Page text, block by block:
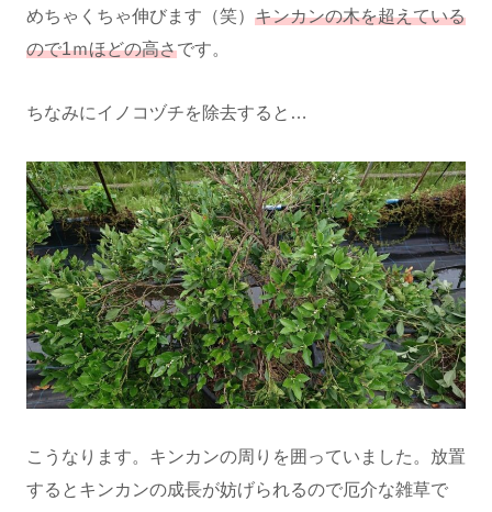
めちゃくちゃ伸びます（笑） キンカンの木を超えている
ので1ｍほどの高さです。
ちなみにイノコヅチを除去すると…
こうなります。キンカンの周りを囲っていました。放置
するとキンカンの成長が妨げられるので厄介な雑草で